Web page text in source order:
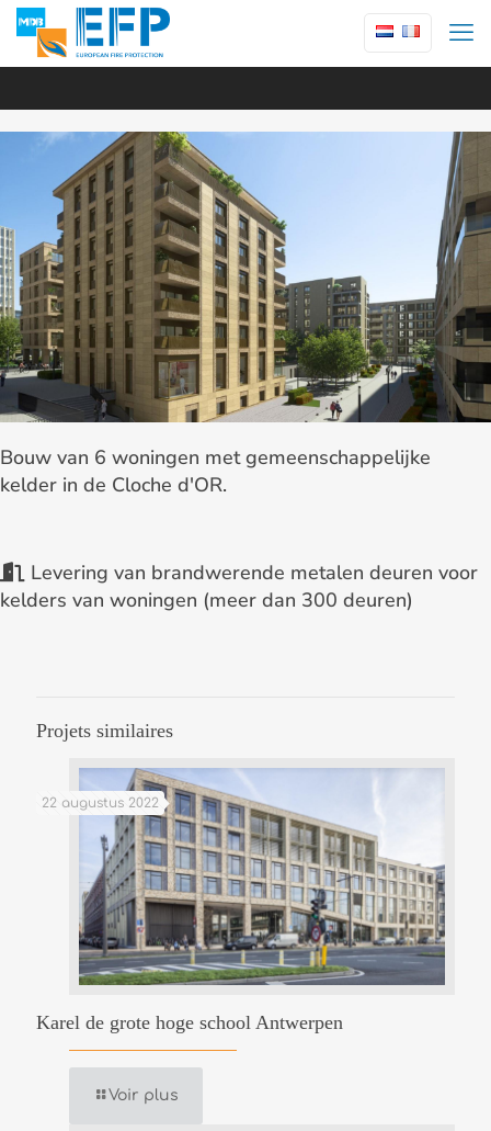
Bouw van 6 woningen met gemeenschappelijke
kelder in de Cloche d'OR.
Levering van brandwerende metalen deuren voor
kelders van woningen (meer dan 300 deuren)
Projets similaires
22 augustus 2022
Karel de grote hoge school Antwerpen
Voir plus